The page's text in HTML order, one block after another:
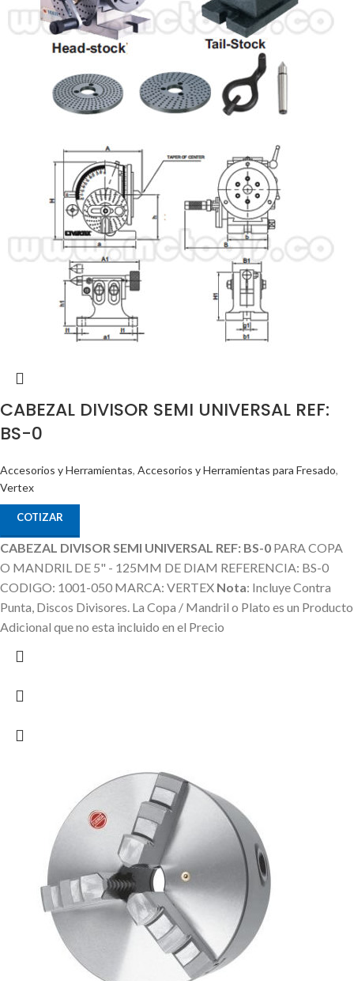
CABEZAL DIVISOR SEMI UNIVERSAL REF:
BS-0
Accesorios y Herramientas, Accesorios y Herramientas para Fresado,
Vertex
COTIZAR
CABEZAL DIVISOR SEMI UNIVERSAL REF: BS-0 PARA COPA
O MANDRIL DE 5" - 125MM DE DIAM REFERENCIA: BS-0
CODIGO: 1001-050 MARCA: VERTEX Nota: Incluye Contra
Punta, Discos Divisores. La Copa / Mandril o Plato es un Producto
Adicional que no esta incluido en el Precio